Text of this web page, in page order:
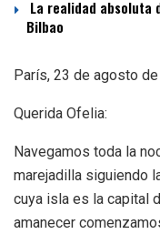
La realidad absoluta
Bilbao
París, 23 de agosto
Querida Ofelia:
Navegamos toda la
marejadilla siguiendo
cuya isla es la capital
amanecer